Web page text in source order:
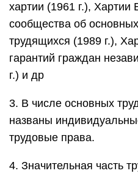
хартии (1961 г.), Хартии
сообщества об
трудящихся (1989 г.),
гарантий граждан
г.) и др
3. В числе основных
названы
трудовые права.
4. Значительная часть